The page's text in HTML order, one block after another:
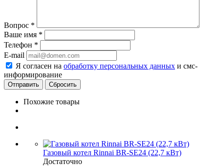
Вопрос *
Ваше имя *
Телефон *
E-mail
Я согласен на обработку персональных данных и смс-
информирование
Сбросить
Похожие товары
Газовый котел Rinnai BR-SE24 (22,7 кВт)
Достаточно